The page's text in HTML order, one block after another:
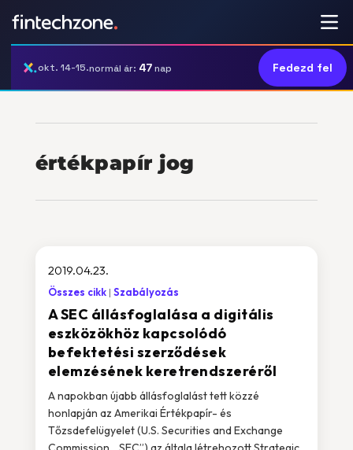
okt. 14-15.normál ár: 47nap Fedezd fel
értékpapír jog
A SEC állásfoglalása a digitális
eszközökhöz kapcsolódó
befektetési szerződések
elemzésének keretrendszeréről
2019.04.23.
Összes cikk Szabályozás
A napokban újabb állásfoglalást tett közzé
honlapján az Amerikai Értékpapír- és
Tőzsdefelügyelet (U.S. Securities and Exchange